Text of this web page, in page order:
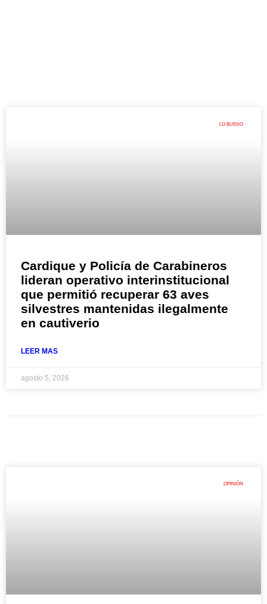
LO BUENO
Cardique y Policía de Carabineros
lideran operativo interinstitucional
que permitió recuperar 63 aves
silvestres mantenidas ilegalmente
en cautiverio
LEER MAS
agosto 5, 2026
OPINIÓN